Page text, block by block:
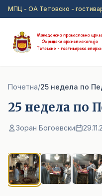
Прејди на главна
МПЦ - ОА Тетовско -
Почетна/25 недела по
25 недела по
Зоран Богоевски